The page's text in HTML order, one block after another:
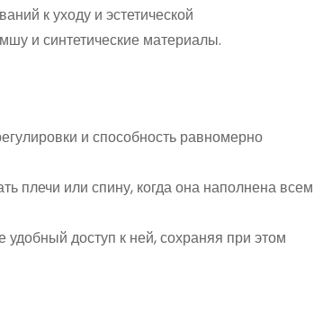
к уходу и эстетической
и синтетические материалы.
и способность равномерно
плечи или спину, когда она наполнена всем
удобный доступ к ней, сохраняя при этом